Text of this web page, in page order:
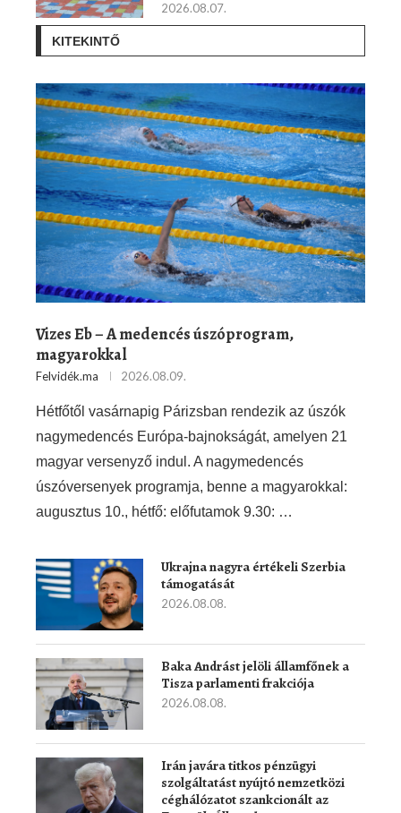
2026.08.07.
KITEKINTŐ
Vizes Eb – A medencés úszóprogram,
magyarokkal
Felvidék.ma 2026.08.09.
Hétfőtől vasárnapig Párizsban rendezik az úszók
nagymedencés Európa-bajnokságát, amelyen 21
magyar versenyző indul. A nagymedencés
úszóversenyek programja, benne a magyarokkal:
augusztus 10., hétfő: előfutamok 9.30: …
Ukrajna nagyra értékeli Szerbia
támogatását
2026.08.08.
Baka Andrást jelöli államfőnek a
Tisza parlamenti frakciója
2026.08.08.
Irán javára titkos pénzügyi
szolgáltatást nyújtó nemzetközi
céghálózatot szankcionált az